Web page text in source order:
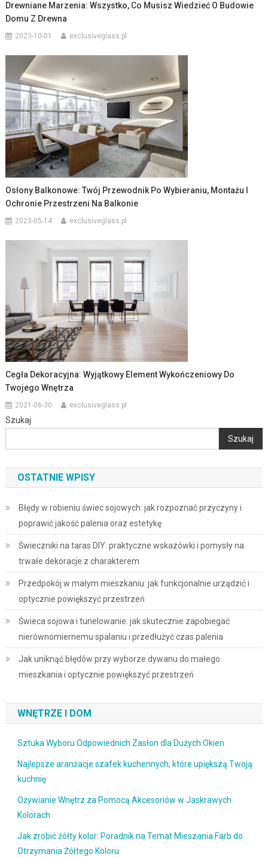
Drewniane Marzenia: Wszystko, Co Musisz Wiedzieć O Budowie
Domu Z Drewna
2023-10-01 exclusiveglass.pl
Osłony Balkonowe: Twój Przewodnik Po Wybieraniu, Montażu I
Ochronie Przestrzeni Na Balkonie
2023-05-14 exclusiveglass.pl
Cegła Dekoracyjna: Wyjątkowy Element Wykończeniowy Do
Twojego Wnętrza
2021-06-30 exclusiveglass.pl
Szukaj
Szukaj
OSTATNIE WPISY
Błędy w robieniu świec sojowych: jak rozpoznać przyczyny i
poprawić jakość palenia oraz estetykę
Świeczniki na taras DIY: praktyczne wskazówki i pomysły na
trwałe dekoracje z charakterem
Przedpokój w małym mieszkaniu: jak funkcjonalnie urządzić i
optycznie powiększyć przestrzeń
Świeca sojowa i tunelowanie: jak skutecznie zapobiegać
nierównomiernemu spalaniu i przedłużyć czas palenia
Jak uniknąć błędów przy wyborze dywanu do małego
mieszkania i optycznie powiększyć przestrzeń
WNĘTRZE I DOM
Sztuka Wyboru Odpowiednich Zasłon dla Dużych Okien
Najlepsze aranżacje szafek kuchennych, które upiększą Twoją
kuchnię
Ożywianie Wnętrz za Pomocą Akcesoriów w Jaskrawych
Kolorach
Jak zrobić żółty kolor: Poradnik na Temat Mieszania Farb do
Otrzymania Żółtego Koloru